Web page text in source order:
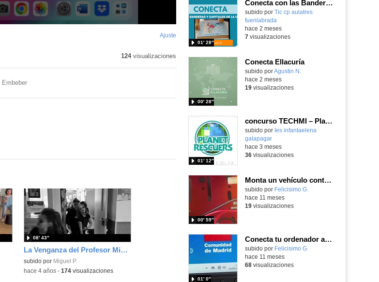
Ajuste
pantalla
124visualizaciones
Embeber
La Venganza del Profesor Misterioso (3ª Parte de la Trilogía)
subido por Miguel P.
08′ 43″
-hace 4 años- 174visualizaciones
Conecta con las Banderas y Capitales de la Unión Europea
Contenido educativo.
subido por Tic cp aulatres
fuenlabrada
01′ 28″
hace 2 meses
7visualizaciones
Conecta Ellacuría
subido porAgustin N.
00′ 28″
hace 2 meses
19visualizaciones
concurso TECHMI – Planet Rescuers
subido por Ies infantaelena
galapagar
01′ 12″
-
hace 3 meses
36visualizaciones
Monta un vehículo controlado con Joystickbit, con sus motores programando con Makecode tu placa microbit
Contenido educativo.
subido por Felicisimo G.
00′ 59″
hace 11 meses
19visualizaciones
Conecta tu ordenador a WEDU_PRIM y olvídate de tener que meter tu usuario y contraseña todos los días
Contenido educativo.
subido por Felicisimo G.
01′ 0″
hace 11 meses
68visualizaciones